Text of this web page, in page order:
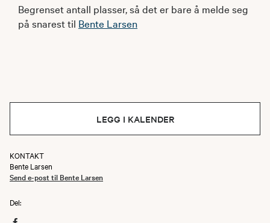
Begrenset antall plasser, så det er bare å melde seg
på snarest til Bente Larsen
LEGG I KALENDER
KONTAKT
Bente Larsen
Send e-post til Bente Larsen
Del: